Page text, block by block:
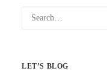
LET’S BLOG